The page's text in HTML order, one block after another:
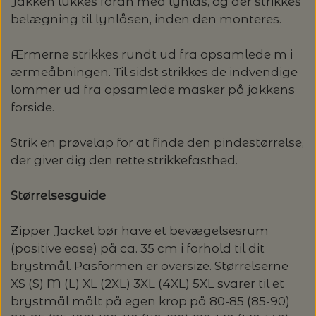
PASCULI: SUAVE - SPAR 20%
PÅ ALLE KITS
PERMIN: SPAR 30% PÅ ALLE
JULEBRODERIER
BALDYRE: UDVALGTE BRODERIER - SPAR
MONDIAL
RAUMA GARN
SOMMERGARN
LENE HOLME SAMSØE - LEKNIT
MY FAVOURITE THINGS KNITWEAR
OTHER LOOPS
RAUMA
SUSIE HAUMANN
MASKEWIRES
OPSKRIFTHOLDER FRA KNITPRO -
STRIKKE- OG SYNÅLE
SYTRÅD
belægning til lynlåsen, inden den monteres.
Ærmerne strikkes rundt ud fra opsamlede m i
ærmeåbningen. Til sidst strikkes de indvendige
lommer ud fra opsamlede masker på jakkens
forside.
Strik en prøvelap for at finde den pindestørrelse,
der giver dig den rette strikkefasthed.
Størrelsesguide
Zipper Jacket bør have et bevægelsesrum
(positive ease) på ca. 35 cm i forhold til dit
brystmål. Pasformen er oversize. Størrelserne
XS (S) M (L) XL (2XL) 3XL (4XL) 5XL svarer til et
brystmål målt på egen krop på 80-85 (85-90)